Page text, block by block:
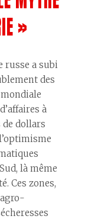
»
russe a subi
des
à
dollars
là même
Ces zones,